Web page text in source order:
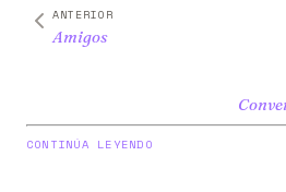
ANTERIOR
Amigos
CONTINÚA LEYENDO